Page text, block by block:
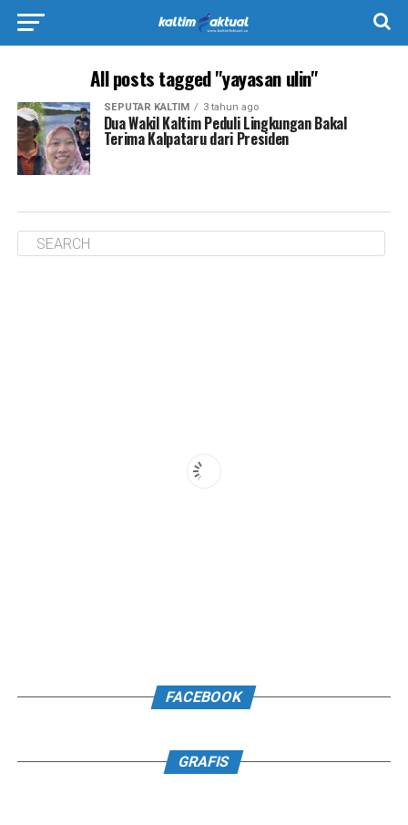
All posts tagged "yayasan ulin"
SEPUTAR KALTIM 3 tahun ago
Dua Wakil Kaltim Peduli Lingkungan Bakal
Terima Kalpataru dari Presiden
FACEBOOK
GRAFIS